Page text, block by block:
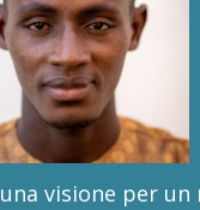
una visione per